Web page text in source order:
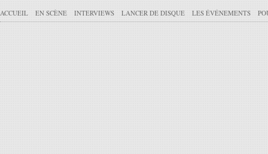
ACCUEIL EN SCÈNE INTERVIEWS LANCER DE DISQUE LES ÉVÉNEMENTS